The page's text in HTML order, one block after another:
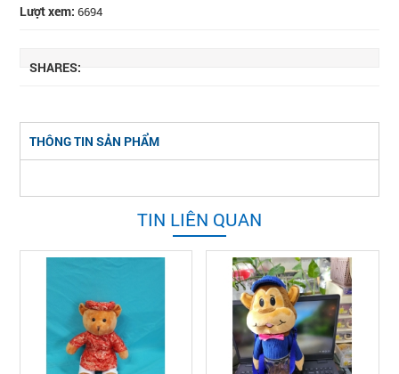
Lượt xem: 6694
SHARES:
THÔNG TIN SẢN PHẨM
TIN LIÊN QUAN